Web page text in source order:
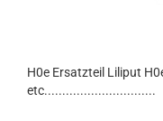
H0e Ersatzteil Liliput
etc...............................